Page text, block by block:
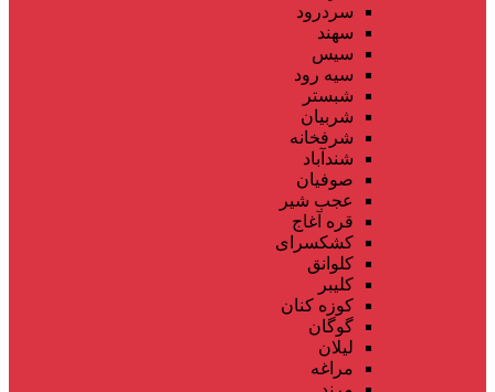
سردرود
سهند
سیس
سیه رود
شبستر
شربیان
شرفخانه
شندآباد
صوفیان
عجب شیر
قره آغاج
کشکسرای
کلوانق
کلیبر
کوزه کنان
گوگان
لیلان
مراغه